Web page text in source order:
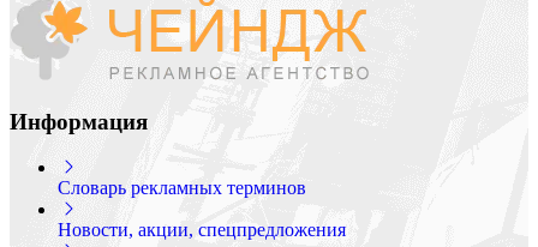
Информация
Словарь рекламных терминов
Новости, акции, спецпредложения